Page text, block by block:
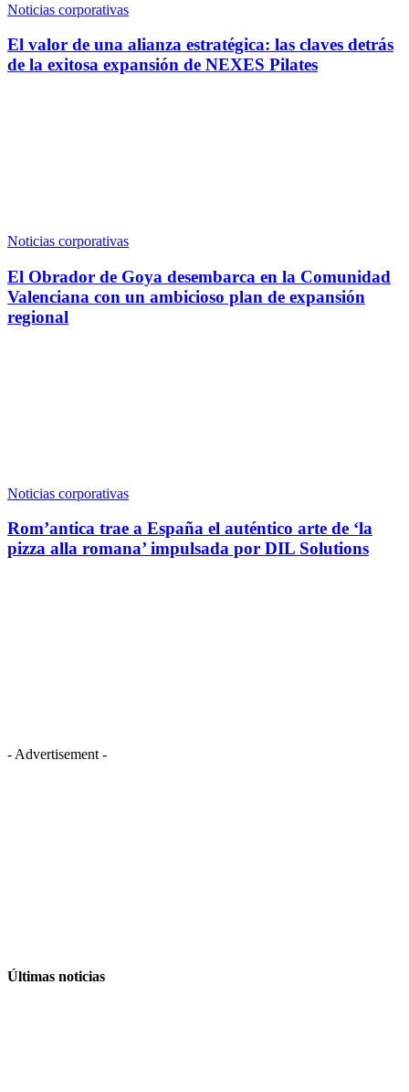
Noticias corporativas
El valor de una alianza estratégica: las claves detrás
de la exitosa expansión de NEXES Pilates
Noticias corporativas
El Obrador de Goya desembarca en la Comunidad
Valenciana con un ambicioso plan de expansión
regional
Noticias corporativas
Rom’antica trae a España el auténtico arte de ‘la
pizza alla romana’ impulsada por DIL Solutions
- Advertisement -
Últimas noticias